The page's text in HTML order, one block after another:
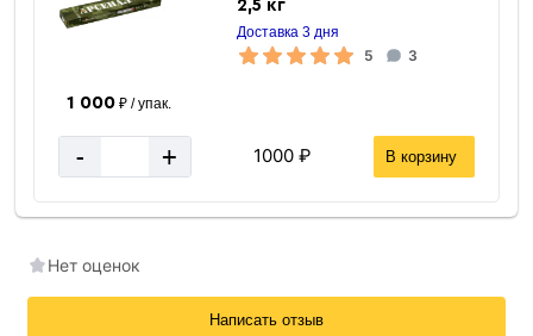
2,5 кг
Доставка 3 дня
5 3
1 000₽ / упак.
- + 1000 ₽ В корзину
Нет оценок
Написать отзыв